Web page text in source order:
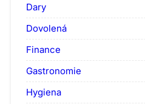
Dary
Dovolená
Finance
Gastronomie
Hygiena